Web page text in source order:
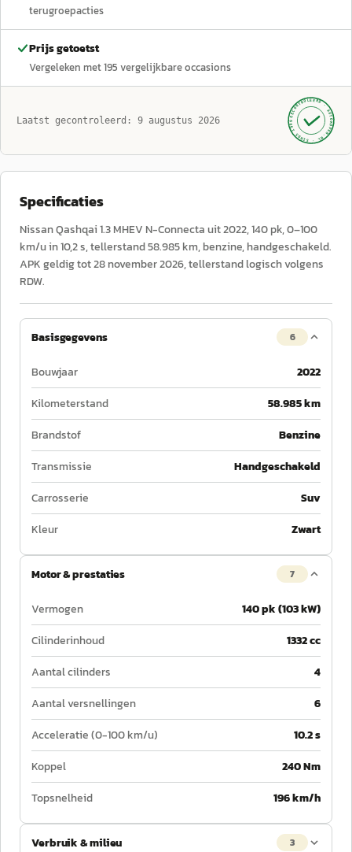
terugroepacties
Prijs getoetst
Vergeleken met195 vergelijkbare occasions
Laatst gecontroleerd: 9 augustus 2026 GECONTROLEERD ·
AUTOKOPEN.NL
· SINDS 1999 ·
Specificaties
Nissan Qashqai 1.3 MHEV N-Connecta uit 2022, 140 pk, 0–100
km/u in 10,2 s, tellerstand 58.985 km, benzine, handgeschakeld.
APK geldig tot 28 november 2026, tellerstand logisch volgens
RDW.
Basisgegevens 6
Bouwjaar
2022
Kilometerstand
58.985 km
Brandstof
Benzine
Transmissie
Handgeschakeld
Carrosserie
Suv
Kleur
Zwart
Motor & prestaties 7
Vermogen
140 pk (103 kW)
Cilinderinhoud
1332 cc
Aantal cilinders
4
Aantal versnellingen
6
Acceleratie (0-100 km/u)
10.2 s
Koppel
240 Nm
Topsnelheid
196 km/h
Verbruik & milieu 3